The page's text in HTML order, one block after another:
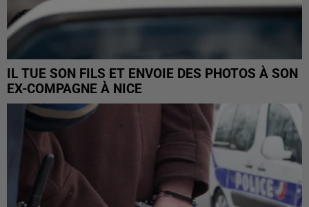
IL TUE SON FILS ET ENVOIE DES PHOTOS À SON
EX-COMPAGNE À NICE